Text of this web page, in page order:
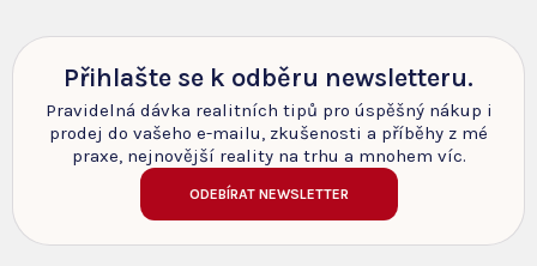
Přihlašte se k odběru newsletteru.
Pravidelná dávka realitních tipů pro úspěšný nákup i
prodej do vašeho e-mailu, zkušenosti a příběhy z mé
praxe, nejnovější reality na trhu a mnohem víc.
ODEBÍRAT NEWSLETTER